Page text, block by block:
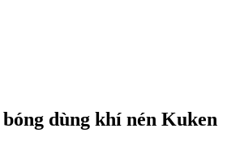
dùng khí nén Kuken